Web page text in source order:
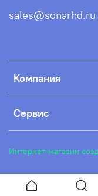
Компания
Сервис
sales@sonarhd.ru
Интернет-магазин